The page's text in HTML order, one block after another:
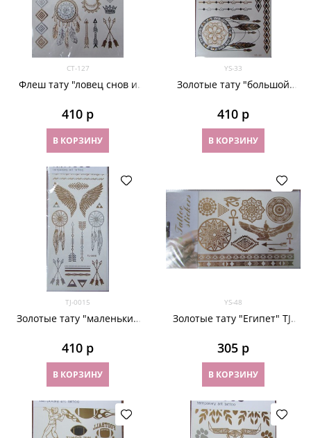
СТ-127
Флеш тату "ловец снов и
410 р
В КОРЗИНУ
YS-33
Золотые тату "большой
410 р
В КОРЗИНУ
TJ-0015
Золотые тату "маленький
410 р
В КОРЗИНУ
YS-48
Золотые тату "Египет" TJ-
305 р
В КОРЗИНУ